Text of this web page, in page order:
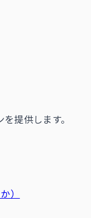
提供します。
）